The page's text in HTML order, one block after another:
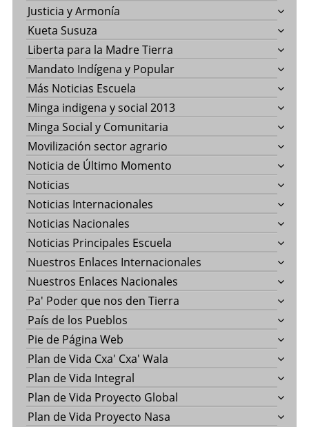
Justicia y Armonía
Kueta Susuza
Liberta para la Madre Tierra
Mandato Indígena y Popular
Más Noticias Escuela
Minga indigena y social 2013
Minga Social y Comunitaria
Movilización sector agrario
Noticia de Último Momento
Noticias
Noticias Internacionales
Noticias Nacionales
Noticias Principales Escuela
Nuestros Enlaces Internacionales
Nuestros Enlaces Nacionales
Pa' Poder que nos den Tierra
País de los Pueblos
Pie de Página Web
Plan de Vida Cxa' Cxa' Wala
Plan de Vida Integral
Plan de Vida Proyecto Global
Plan de Vida Proyecto Nasa